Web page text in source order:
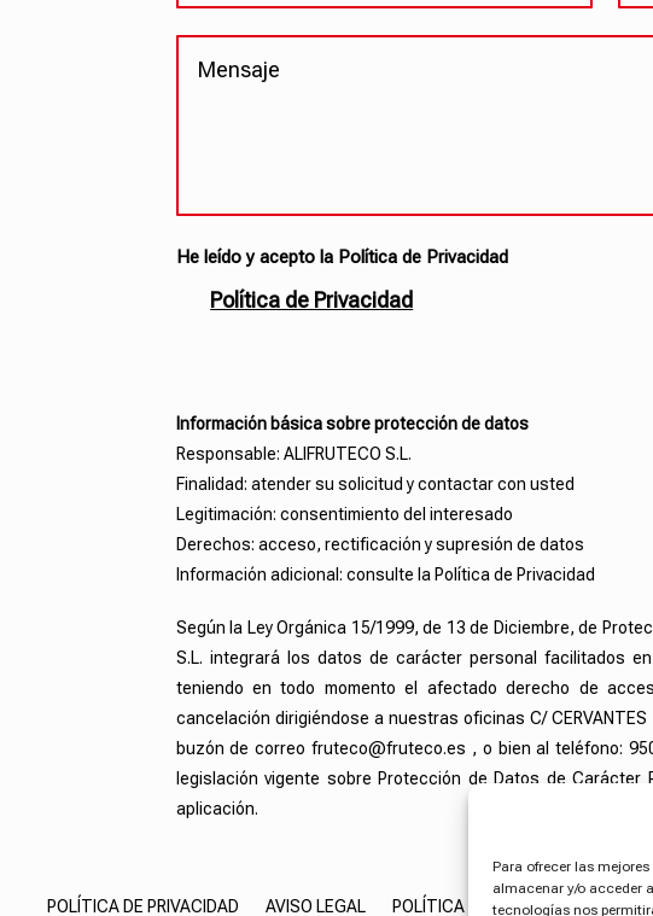
Para ofrecer las
almacenar y/o acceder
tecnologías nos
He leído y acepto la Política de Privacidad
Política de Privacidad
Información básica sobre protección de datos
Responsable: ALIFRUTECO S.L.
Finalidad: atender su solicitud y contactar con usted
Legitimación: consentimiento del interesado
Derechos: acceso, rectificación y supresión de datos
Información adicional: consulte la Política de Privacidad
Según la Ley Orgánica 15/1999, de 13 de Diciembre, de
S.L. integrará los datos de carácter personal facilitados
teniendo en todo momento el afectado derecho de
cancelación dirigiéndose a nuestras oficinas C/
buzón de correo fruteco@fruteco.es , o bien al teléfono:
legislación vigente sobre Protección de Datos de
aplicación.
POLÍTICA DE PRIVACIDAD AVISO LEGAL POLÍTICA DE COOKIES